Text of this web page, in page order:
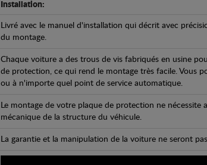
Installation:
Livré avec le manuel d'installation qui décrit avec
du montage.
Chaque voiture a des trous de vis fabriqués en usine
de protection, ce qui rend le montage très facile. Vous
ou à n'importe quel point de service automatique.
Le montage de votre plaque de protection ne nécessite
mécanique de la structure du véhicule.
La garantie et la manipulation de la voiture ne seront